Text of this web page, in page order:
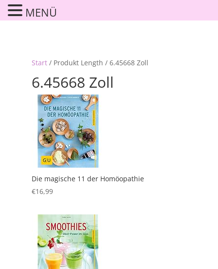
Start/ Produkt Length / 6.45668 Zoll
6.45668 Zoll
Die magische 11 der Homöopathie
€16,99
MENÜ